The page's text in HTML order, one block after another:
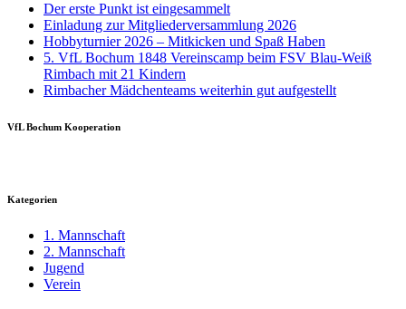
Der erste Punkt ist eingesammelt
Einladung zur Mitgliederversammlung 2026
Hobbyturnier 2026 – Mitkicken und Spaß Haben
5. VfL Bochum 1848 Vereinscamp beim FSV Blau-Weiß
Rimbach mit 21 Kindern
Rimbacher Mädchenteams weiterhin gut aufgestellt
VfL Bochum Kooperation
Kategorien
1. Mannschaft
2. Mannschaft
Jugend
Verein